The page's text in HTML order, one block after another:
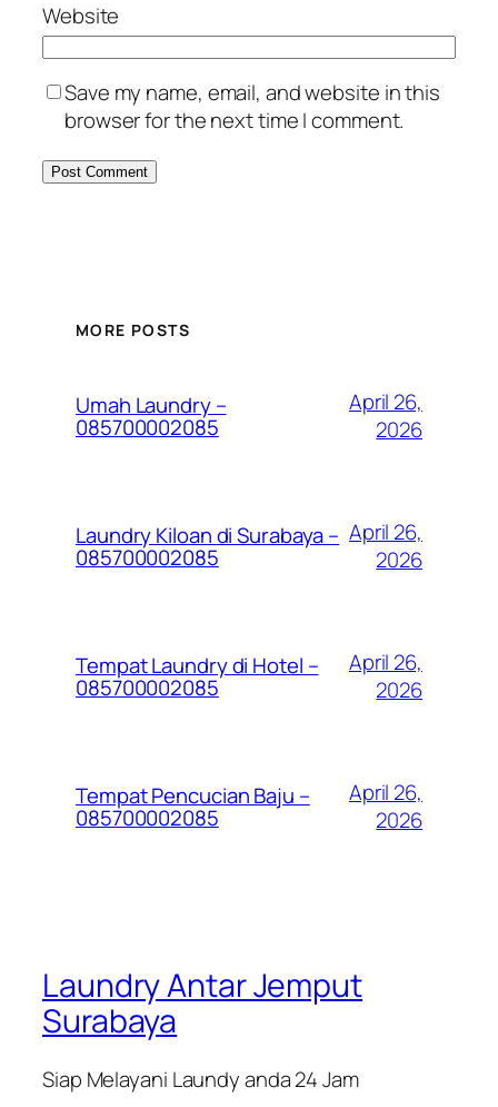
Website
Save my name, email, and website in this
browser for the next time I comment.
MORE POSTS
Umah Laundry –
085700002085
April 26,
2026
Laundry Kiloan di Surabaya –
085700002085
April 26,
2026
Tempat Laundry di Hotel –
085700002085
April 26,
2026
Tempat Pencucian Baju –
085700002085
April 26,
2026
Laundry Antar Jemput
Surabaya
Siap Melayani Laundy anda 24 Jam